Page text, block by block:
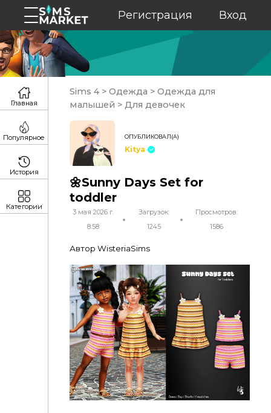
Регистрация Вход
Sims 4 > Одежда > Одежда для
малышей > Для девочек
ОПУБЛИКОВАЛ(А)
Kitya
🌼Sunny Days Set for
toddler
3 мая 2026 г.
8:58
Загрузок:
1245
Просмотров:
1586
Автор WisteriaSims
Главная
Популярное
История
Категории